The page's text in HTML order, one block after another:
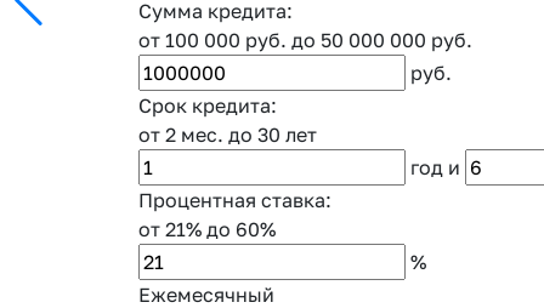
Сумма кредита:
от 100 000 руб. до 50 000 000 руб.
руб.
Срок кредита:
от 2 мес. до 30 лет
год и
Процентная ставка:
от 21% до 60%
%
Ежемесячный